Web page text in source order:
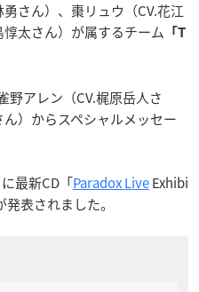
さん）、棗リュウ（CV.花江
太さん）が属するチーム 「T
野アレン（CV.梶原岳人さ
）からスペシャルメッセー
最新CD「Paradox LiveExhibi
表されました。